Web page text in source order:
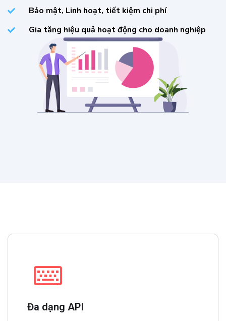
Bảo mật, Linh hoạt, tiết kiệm chi phí
Gia tăng hiệu quả hoạt động cho doanh nghiệp
Đa dạng API